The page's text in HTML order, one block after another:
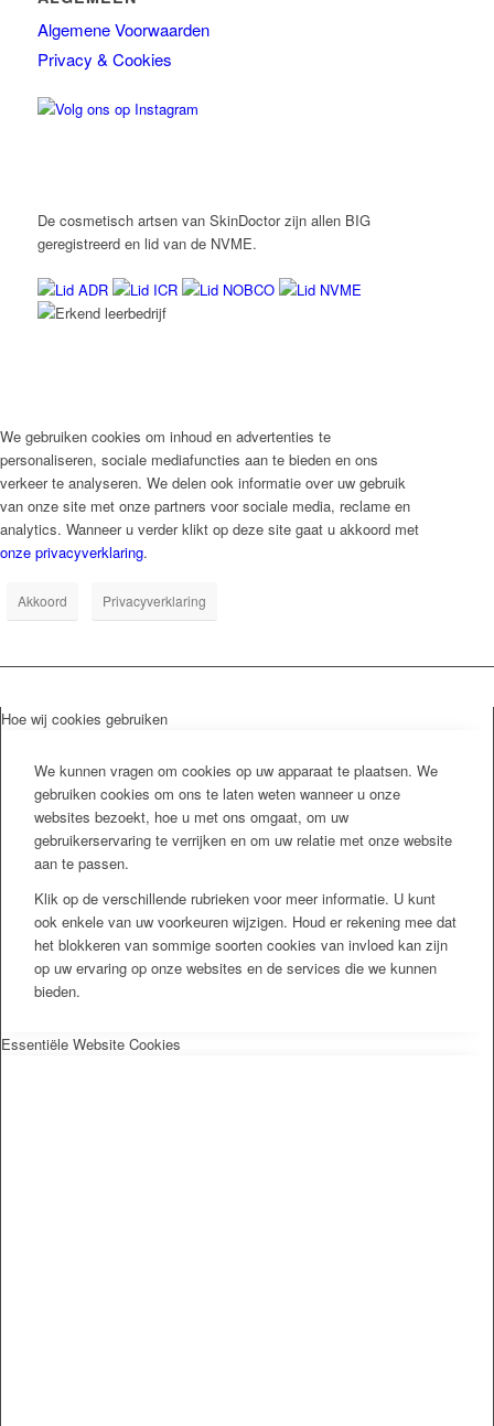
Algemene Voorwaarden
Privacy & Cookies
De cosmetisch artsen van SkinDoctor zijn allen BIG
geregistreerd en lid van de NVME.
We gebruiken cookies om inhoud en advertenties te
personaliseren, sociale mediafuncties aan te bieden en ons
verkeer te analyseren. We delen ook informatie over uw gebruik
van onze site met onze partners voor sociale media, reclame en
analytics. Wanneer u verder klikt op deze site gaat u akkoord met
onze privacyverklaring.
Akkoord Privacyverklaring
Hoe wij cookies gebruiken
We kunnen vragen om cookies op uw apparaat te plaatsen. We
gebruiken cookies om ons te laten weten wanneer u onze
websites bezoekt, hoe u met ons omgaat, om uw
gebruikerservaring te verrijken en om uw relatie met onze website
aan te passen.
Klik op de verschillende rubrieken voor meer informatie. U kunt
ook enkele van uw voorkeuren wijzigen. Houd er rekening mee dat
het blokkeren van sommige soorten cookies van invloed kan zijn
op uw ervaring op onze websites en de services die we kunnen
bieden.
Essentiële Website Cookies